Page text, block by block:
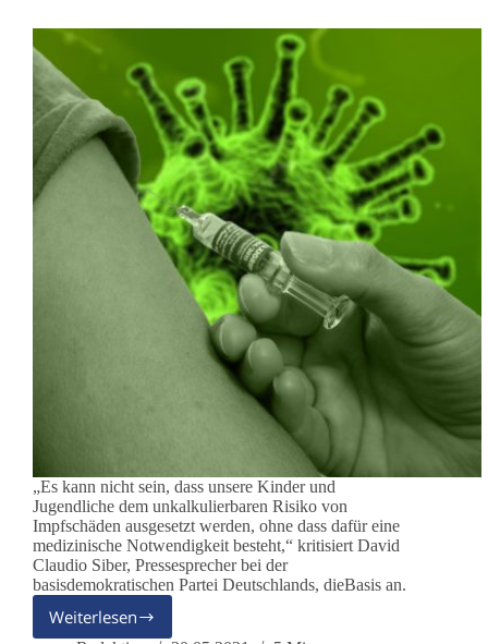
„Es kann nicht sein, dass unsere Kinder und
Jugendliche dem unkalkulierbaren Risiko von
Impfschäden ausgesetzt werden, ohne dass dafür eine
medizinische Notwendigkeit besteht,“ kritisiert David
Claudio Siber, Pressesprecher bei der
basisdemokratischen Partei Deutschlands, dieBasis an.
Weiterlesen
DieBasis